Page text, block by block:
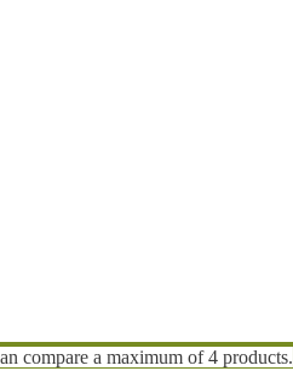
compare a maximum of 4 products.